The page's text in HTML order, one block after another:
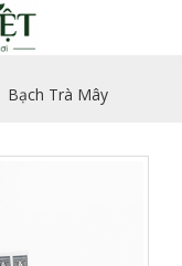
Bạch Trà Mây